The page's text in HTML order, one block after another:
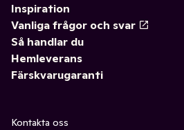
Inspiration
Vanliga frågor och svar
Så handlar du
Hemleverans
Färskvarugaranti
Kontakta oss